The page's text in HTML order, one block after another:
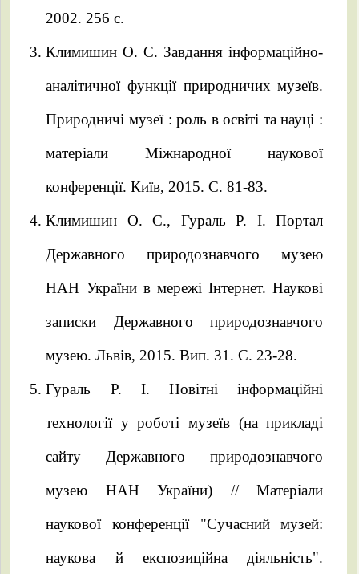
2002. 256 с.
Климишин О. С. Завдання інформаційно-
аналітичної функції природничих музеїв.
Природничі музеї : роль в освіті та науці :
матеріали Міжнародної наукової
конференції. Київ, 2015. С. 81-83.
Климишин О. С., Гураль Р. І. Портал
Державного природознавчого музею
НАН України в мережі Інтернет. Наукові
записки Державного природознавчого
музею. Львів, 2015. Вип. 31. С. 23-28.
Гураль Р. І. Новітні інформаційні
технології у роботі музеїв (на прикладі
сайту Державного природознавчого
музею НАН України) // Матеріали
наукової конференції "Сучасний музей:
наукова й експозиційна діяльність".